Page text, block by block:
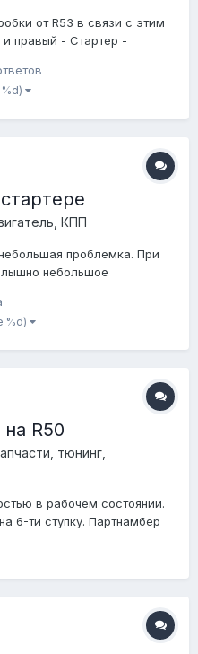
от R53 в связи с этим
правый - Стартер -
не более 100км ) -
R56 Так же есть: - короб
КПП
проблемка. При
небольшое
стартер идет в
проблемой? вроде
%d)
R50
тюнинг,
в рабочем состоянии.
6-ти ступку. Партнамбер